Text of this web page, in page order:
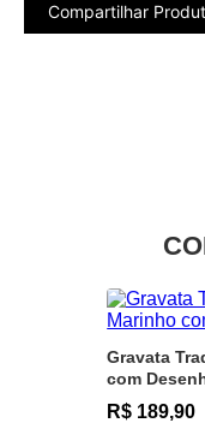
Compartilhar
Gravata
com
R$ 189,90